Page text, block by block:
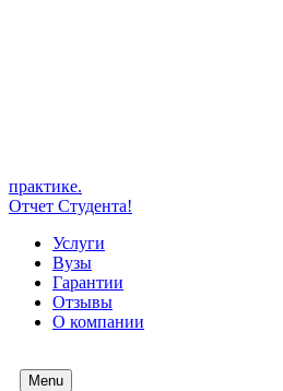
практике.
Отчет Студента!
Услуги
Вузы
Гарантии
Отзывы
О компании
Menu